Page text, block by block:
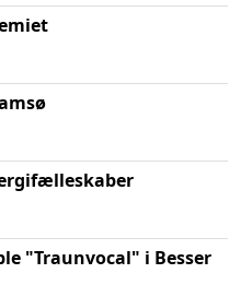
"Traunvocal" i Besser